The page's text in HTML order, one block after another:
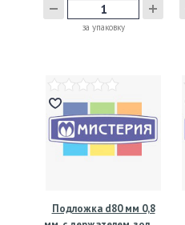
за упаковку
Подложка d80 мм 0,8